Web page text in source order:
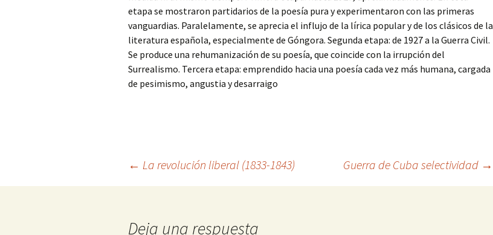
etapa se mostraron partidarios de la poesía pura y experimentaron con las primeras
vanguardias. Paralelamente, se aprecia el influjo de la lírica popular y de los clásicos de la
literatura española, especialmente de Góngora. Segunda etapa: de 1927 a la Guerra Civil.
Se produce una rehumanización de su poesía, que coincide con la irrupción del
Surrealismo. Tercera etapa: emprendido hacia una poesía cada vez más humana, cargada
de pesimismo, angustia y desarraigo
Navegación
← La revolución liberal (1833-1843) Guerra de Cuba selectividad →
Deja una respuesta